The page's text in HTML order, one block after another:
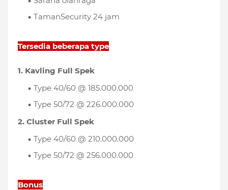
TamanSecurity 24 jam
Tersedia beberapa type
1. Kavling Full Spek
Type 40/60 @ 185.000.000
Type 50/72 @ 226.000.000
2. Cluster Full Spek
Type 40/60 @ 210.000.000
Type 50/72 @ 256.000.000
Bonus